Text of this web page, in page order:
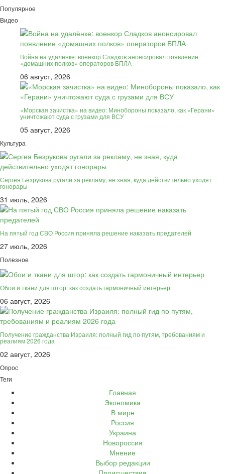
Популярное
Видео
Война на удалёнке: военкор Сладков анонсировал появление
«домашних полков» операторов БПЛА
06 август, 2026
«Морская зачистка» на видео: Минобороны показало, как «Герани»
уничтожают суда с грузами для ВСУ
05 август, 2026
Культура
Сергея Безрукова ругали за рекламу, не зная, куда действительно уходят
гонорары
31 июль, 2026
На пятый год СВО Россия приняла решение наказать предателей
27 июль, 2026
Полезное
Обои и ткани для штор: как создать гармоничный интерьер
06 август, 2026
Получение гражданства Израиля: полный гид по путям, требованиям и
реалиям 2026 года
02 август, 2026
Опрос
Теги
Главная
Экономика
В мире
Россия
Украина
Новороссия
Мнение
Выбор редакции